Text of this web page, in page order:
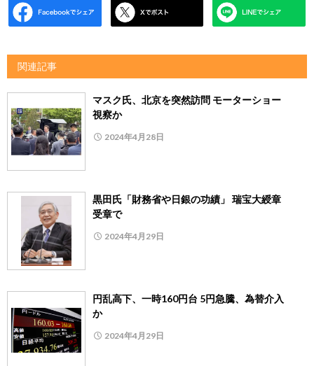
関連記事
マスク氏、北京を突然訪問 モーターショー
視察か
2024年4月28日
黒田氏「財務省や日銀の功績」 瑞宝大綬章
受章で
2024年4月29日
円乱高下、一時160円台 5円急騰、為替介入
か
2024年4月29日